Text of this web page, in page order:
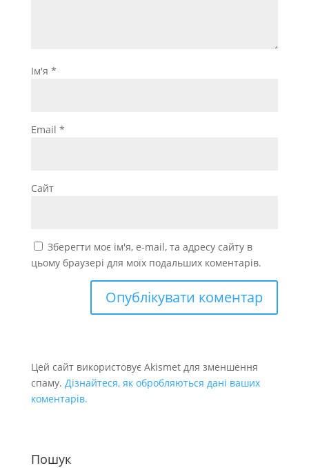
Ім'я *
Email *
Сайт
Зберегти моє ім'я, e-mail, та адресу сайту в
цьому браузері для моїх подальших коментарів.
Цей сайт використовує Akismet для зменшення
спаму. Дізнайтеся, як обробляються дані ваших
коментарів.
Пошук